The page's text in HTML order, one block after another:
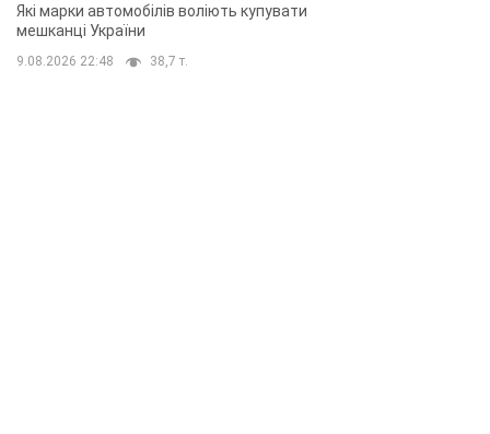
Які марки автомобілів воліють купувати
мешканці України
9.08.2026 22:48 38,7 т.